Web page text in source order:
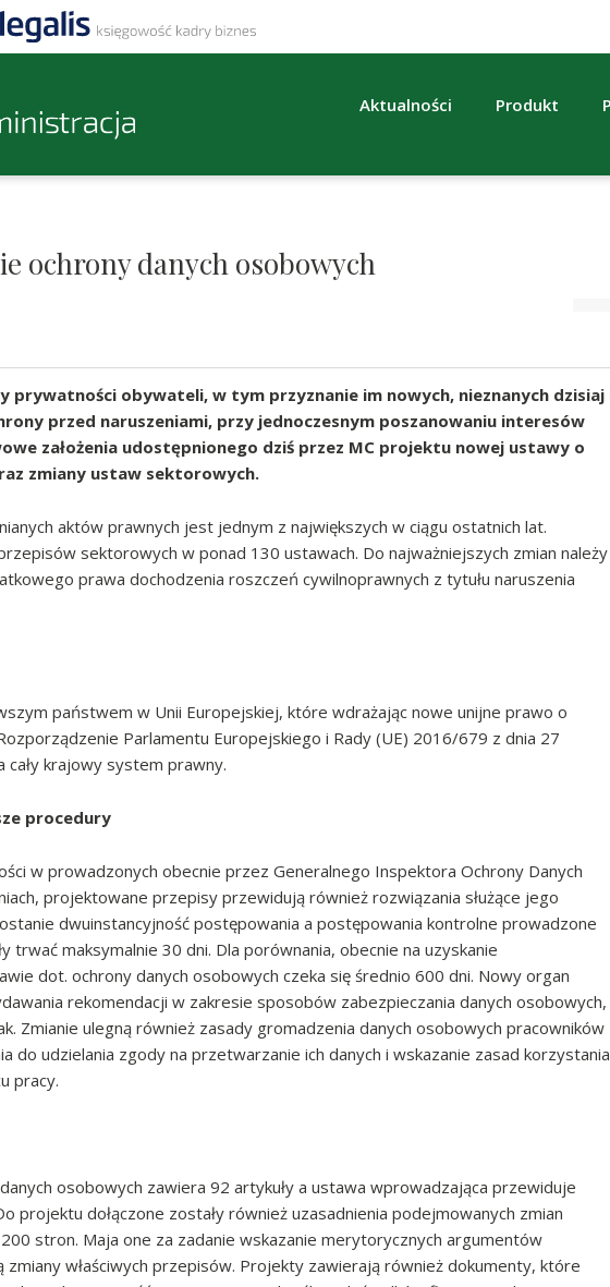
Aktualności Produkt
ochrony danych osobowych
prywatności obywateli, w tym przyznanie im nowych, nieznanych dzisiaj
przed naruszeniami, przy jednoczesnym poszanowaniu interesów
założenia udostępnionego dziś przez MC projektu nowej ustawy o
zmiany ustaw sektorowych.
aktów prawnych jest jednym z największych w ciągu ostatnich lat.
sektorowych w ponad 130 ustawach. Do najważniejszych zmian należy
prawa dochodzenia roszczeń cywilnoprawnych z tytułu naruszenia
państwem w Unii Europejskiej, które wdrażając nowe unijne prawo o
Parlamentu Europejskiego i Rady (UE) 2016/679 z dnia 27
cały krajowy system prawny.
procedury
w prowadzonych obecnie przez Generalnego Inspektora Ochrony Danych
projektowane przepisy przewidują również rozwiązania służące jego
dwuinstancyjność postępowania a postępowania kontrolne prowadzone
trwać maksymalnie 30 dni. Dla porównania, obecnie na uzyskanie
dot. ochrony danych osobowych czeka się średnio 600 dni. Nowy organ
rekomendacji w zakresie sposobów zabezpieczania danych osobowych,
Zmianie ulegną również zasady gromadzenia danych osobowych pracowników
do udzielania zgody na przetwarzanie ich danych i wskazanie zasad korzystania
pracy.
osobowych zawiera 92 artykuły a ustawa wprowadzająca przewiduje
projektu dołączone zostały również uzasadnienia podejmowanych zmian
stron. Maja one za zadanie wskazanie merytorycznych argumentów
zmiany właściwych przepisów. Projekty zawierają również dokumenty, które